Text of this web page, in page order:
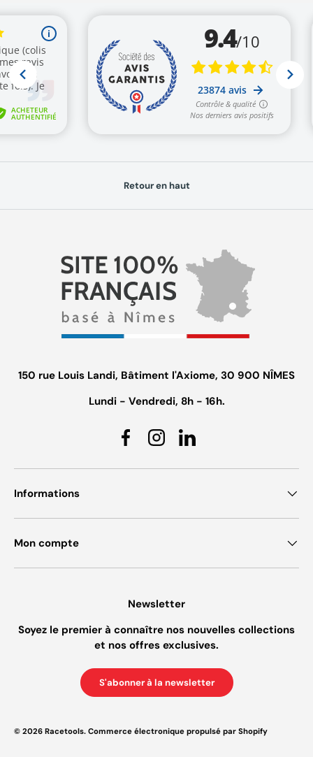
Retour en haut
150 rue Louis Landi, Bâtiment l'Axiome, 30 900 NÎMES
Lundi - Vendredi, 8h - 16h.
FacebookInstagramLinkedin
Informations
Mon compte
Newsletter
Soyez le premier à connaître nos nouvelles collections
et nos offres exclusives.
S'abonner à la newsletter
© 2026 Racetools. Commerce électronique propulsé par Shopify